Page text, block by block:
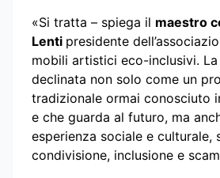
«Si tratta – spiega il maestro
Lenti presidente
mobili artistici eco-inclusivi. La
declinata non solo come un
tradizionale ormai conosciuto
e che guarda al futuro, ma
esperienza sociale e culturale,
condivisione, inclusione e